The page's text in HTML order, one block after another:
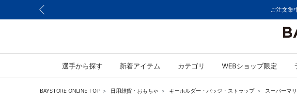
ご注文集
選手から探す 新着アイテム カテゴリ WEBショップ限定
BAYSTORE ONLINE TOP 日用雑貨・おもちゃ キーホルダー・バッジ・ストラップ スーパーマ